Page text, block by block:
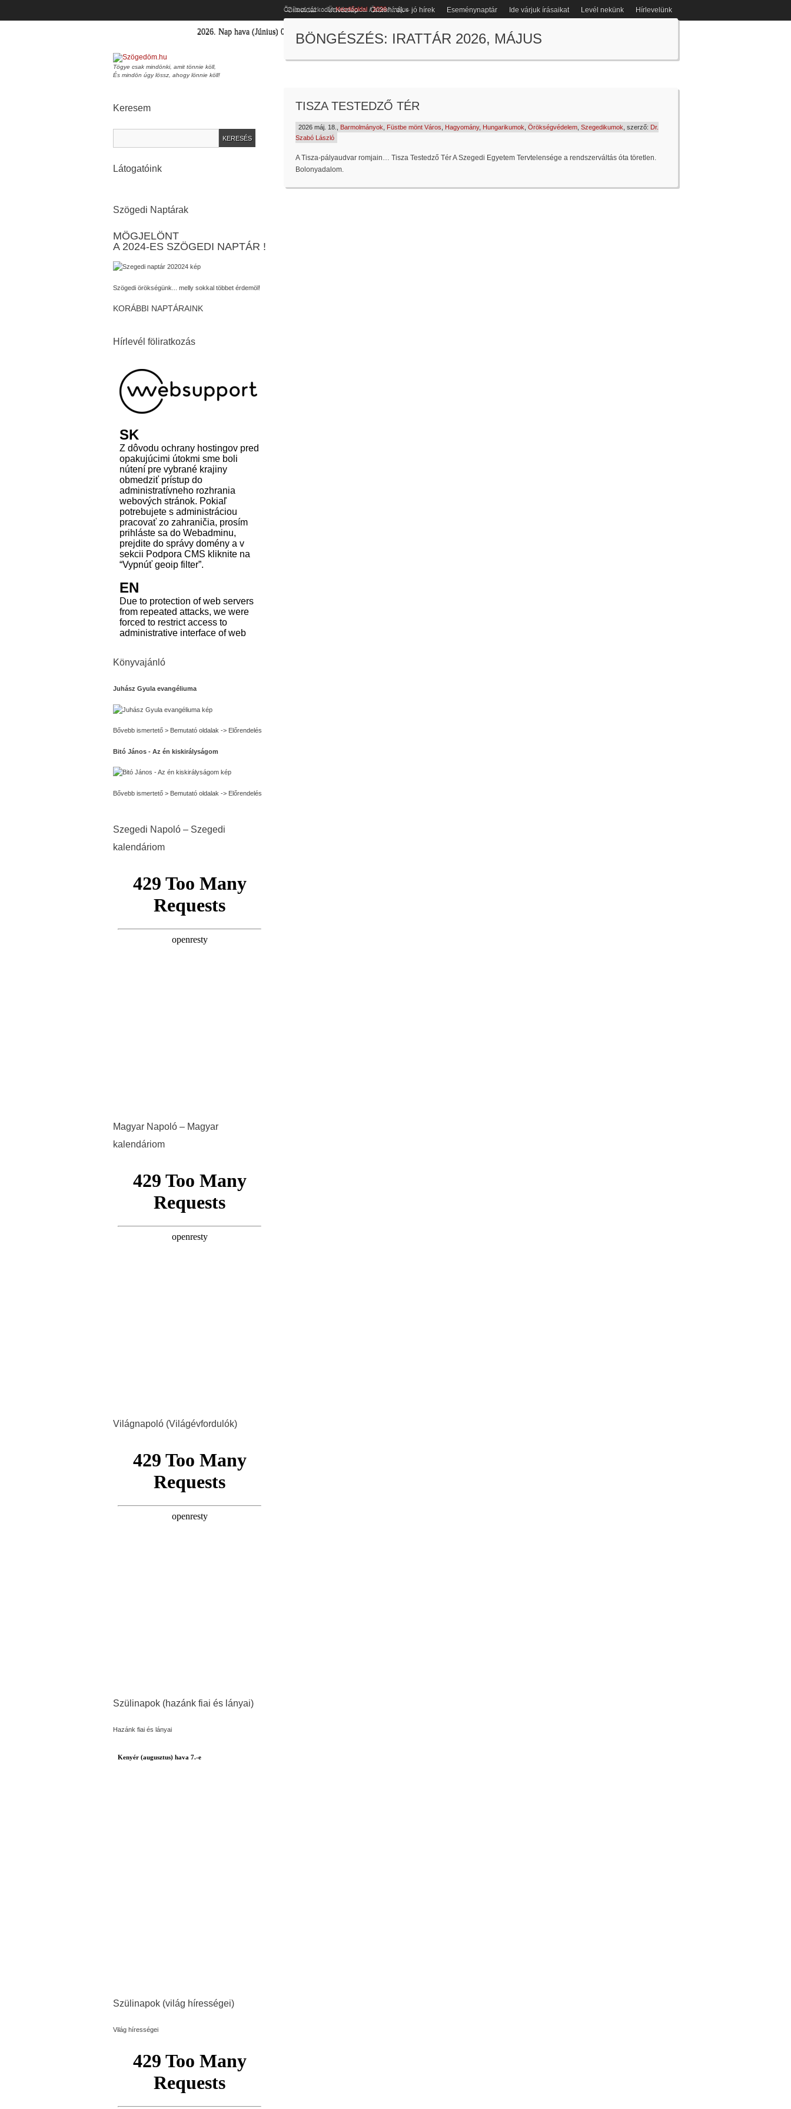
Címoldal Üdvözlap Örömhírek – jó hírek Eseménynaptár Ide várjuk írásaikat Levél nekünk Hírlevelünk
2026. Nap hava (Június) 04 .-e - Bulcsú ,Kerény neve napja.Köszöntés nevenapra/ Születésnapra magyar köszöntés
Tögye csak mindönki, amit tönnie köll,
És mindön úgy lössz, ahogy lönnie köll!
Ön itt tartózkodik:Kezdőoldal /2026/május
BÖNGÉSZÉS: IRATTÁR 2026, MÁJUS
TISZA TESTEDZŐ TÉR
2026 máj. 18., Barmolmányok Füstbe mönt Város Hagyomány, Hungarikumok Örökségvédelem Szegedikumok , szerző: Dr.
Szabó László
A Tisza-pályaudvar romjain… Tisza Testedző Tér A Szegedi Egyetem Tervtelensége a rendszerváltás óta töretlen.
Bolonyadalom.
Keresem
Látogatóink
Szögedi Naptárak
MÖGJELÖNT
A 2024-ES SZÖGEDI NAPTÁR !
Szögedi örökségünk... melly sokkal többet érdemöl!
KORÁBBI NAPTÁRAINK
Hírlevél föliratkozás
Könyvajánló
Juhász Gyula evangéliuma
Bővebb ismertető > Bemutató oldalak -> Előrendelés
Bitó János - Az én kiskirályságom
Bővebb ismertető > Bemutató oldalak -> Előrendelés
Szegedi Napoló – Szegedi
kalendáriom
Magyar Napoló – Magyar
kalendáriom
Világnapoló (Világévfordulók)
Szülinapok (hazánk fiai és lányai)
Hazánk fiai és lányai
Szülinapok (világ hírességei)
Világ hírességei